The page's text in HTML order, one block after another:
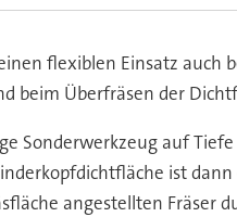
flexiblen Einsatz
beim Überfräsen der
Sonderwerkzeug auf
ist
angestellten Fräser